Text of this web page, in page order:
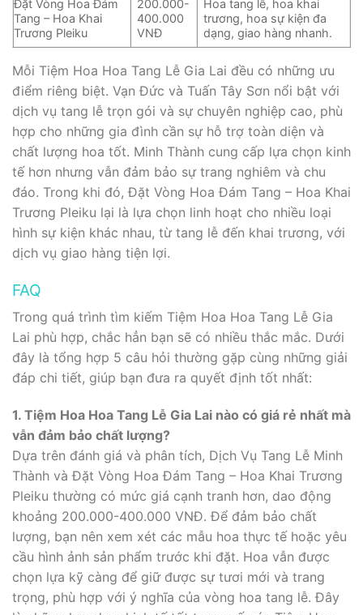
Đặt Vòng Hoa Đám
Tang – Hoa Khai
Trương Pleiku
200.000-
400.000
VNĐ
Hoa tang lễ, hoa khai
trương, hoa sự kiện đa
dạng, giao hàng nhanh.
Mỗi Tiệm Hoa Hoa Tang Lễ Gia Lai đều có những ưu
điểm riêng biệt. Vạn Đức và Tuấn Tây Sơn nổi bật với
dịch vụ tang lễ trọn gói và sự chuyên nghiệp cao, phù
hợp cho những gia đình cần sự hỗ trợ toàn diện và
chất lượng hoa tốt. Minh Thành cung cấp lựa chọn kinh
tế hơn nhưng vẫn đảm bảo sự trang nghiêm và chu
đáo. Trong khi đó, Đặt Vòng Hoa Đám Tang – Hoa Khai
Trương Pleiku lại là lựa chọn linh hoạt cho nhiều loại
hình sự kiện khác nhau, từ tang lễ đến khai trương, với
dịch vụ giao hàng tiện lợi.
FAQ
Trong quá trình tìm kiếm Tiệm Hoa Hoa Tang Lễ Gia
Lai phù hợp, chắc hẳn bạn sẽ có nhiều thắc mắc. Dưới
đây là tổng hợp 5 câu hỏi thường gặp cùng những giải
đáp chi tiết, giúp bạn đưa ra quyết định tốt nhất:
1. Tiệm Hoa Hoa Tang Lễ Gia Lai nào có giá rẻ nhất mà
vẫn đảm bảo chất lượng?
Dựa trên đánh giá và phân tích, Dịch Vụ Tang Lễ Minh
Thành và Đặt Vòng Hoa Đám Tang – Hoa Khai Trương
Pleiku thường có mức giá cạnh tranh hơn, dao động
khoảng 200.000-400.000 VNĐ. Để đảm bảo chất
lượng, bạn nên xem xét các mẫu hoa thực tế hoặc yêu
cầu hình ảnh sản phẩm trước khi đặt. Hoa vẫn được
chọn lựa kỹ càng để giữ được sự tươi mới và trang
trọng, phù hợp với ý nghĩa của vòng hoa tang lễ. Đây